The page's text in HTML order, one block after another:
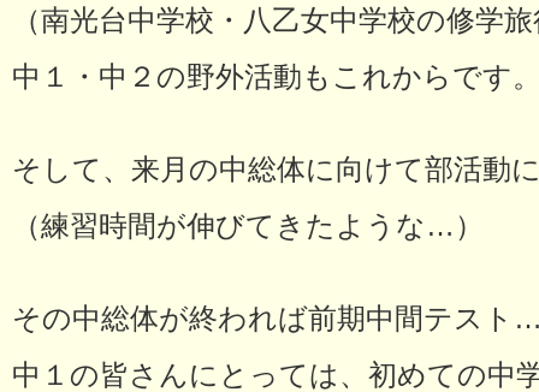
（南光台中学校・八乙女中学校の修学
中１・中２の野外活動もこれからです
そして、来月の中総体に向けて部活動
（練習時間が伸びてきたような…）
その中総体が終われば前期中間テス
中１の皆さんにとっては、初めての中